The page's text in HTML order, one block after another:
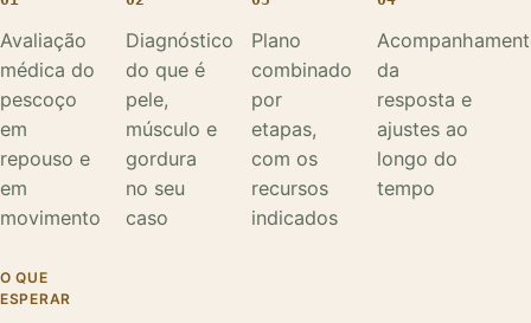
Avaliação
médica do
pescoço
em
repouso e
em
movimento
Diagnóstico
do que é
pele,
músculo e
gordura
no seu
caso
Plano
combinado
por
etapas,
com os
recursos
indicados
da
resposta e
ajustes ao
longo do
tempo
O QUE
ESPERAR